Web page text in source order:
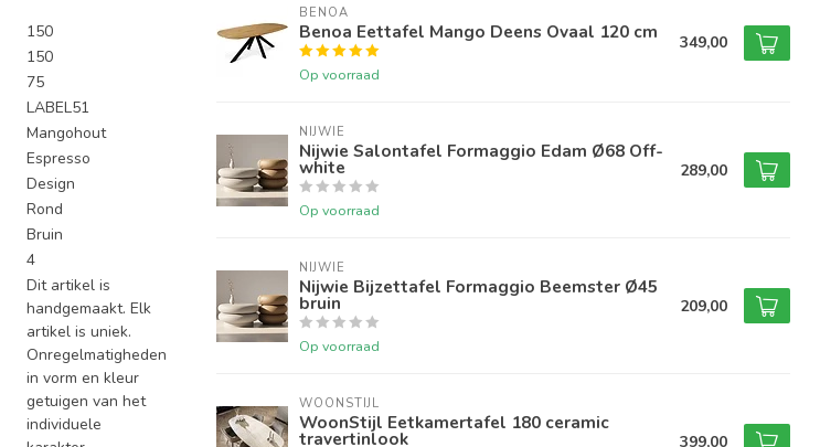
150
150
75
LABEL51
Mangohout
Espresso
Design
Rond
Bruin
4
Dit artikel is
handgemaakt. Elk
artikel is uniek.
Onregelmatigheden
in vorm en kleur
getuigen van het
individuele
BENOA
Benoa Eettafel Mango Deens Ovaal 120 cm
Op voorraad
349,00
NIJWIE
Nijwie Salontafel Formaggio Edam Ø68 Off-
white
Op voorraad
289,00
NIJWIE
Nijwie Bijzettafel Formaggio Beemster Ø45
bruin
Op voorraad
209,00
WOONSTIJL
WoonStijl Eetkamertafel 180 ceramic
travertinlook 399,00